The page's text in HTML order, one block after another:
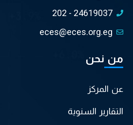
202 - 24619037
eces@eces.org.eg
من نحن
عن المركز
التقارير السنوية